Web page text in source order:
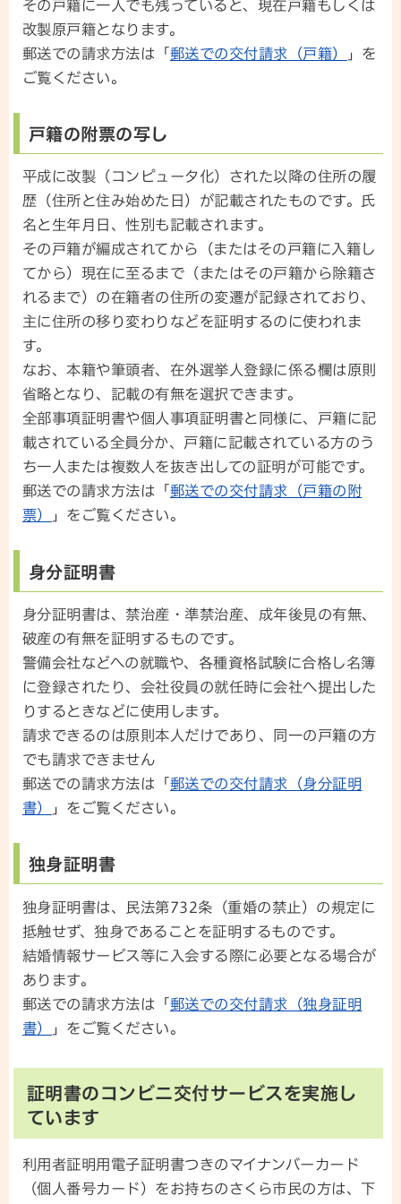
その戸籍に一人でも残っていると、現在戸籍もしくは
改製原戸籍となります。
郵送での請求方法は「 郵送での交付請求（戸籍）
」を
ご覧ください。
戸籍の附票の写し
平成に改製（コンピュータ化）された以降の住所の履
歴（住所と住み始めた日）が記載されたものです。氏
名と生年月日、性別も記載されます。
その戸籍が編成されてから（またはその戸籍に入籍し
てから）現在に至るまで（またはその戸籍から除籍さ
れるまで）の在籍者の住所の変遷が記録されており、
主に住所の移り変わりなどを証明するのに使われま
す。
なお、本籍や筆頭者、在外選挙人登録に係る欄は原則
省略となり、記載の有無を選択できます。
全部事項証明書や個人事項証明書と同様に、戸籍に記
載されている全員分か、戸籍に記載されている方のう
ち一人または複数人を抜き出しての証明が可能です。
郵送での請求方法は「 郵送での交付請求（戸籍の附
票）
」をご覧ください。
身分証明書
身分証明書は、禁治産・準禁治産、成年後見の有無、
破産の有無を証明するものです。
警備会社などへの就職や、各種資格試験に合格し名簿
に登録されたり、会社役員の就任時に会社へ提出した
りするときなどに使用します。
請求できるのは原則本人だけであり、同一の戸籍の方
でも請求できません
郵送での請求方法は「 郵送での交付請求（身分証明
書）
」をご覧ください。
独身証明書
独身証明書は、民法第732条（重婚の禁止）の規定に
抵触せず、独身であることを証明するものです。
結婚情報サービス等に入会する際に必要となる場合が
あります。
郵送での請求方法は「 郵送での交付請求（独身証明
書）
」をご覧ください。
証明書のコンビニ交付サービスを実施し
ています
利用者証明用電子証明書つきのマイナンバーカード
（個人番号カード）をお持ちのさくら市民の方は、下